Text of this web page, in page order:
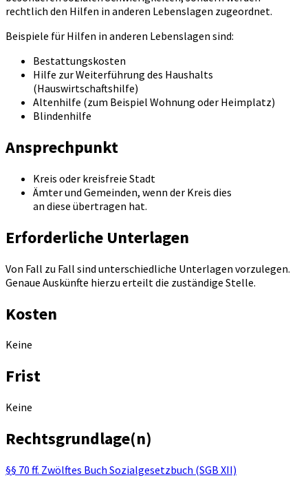
rechtlich den Hilfen in anderen Lebenslagen zugeordnet.
Beispiele für Hilfen in anderen Lebenslagen sind:
Bestattungskosten
Hilfe zur Weiterführung des Haushalts
(Hauswirtschaftshilfe)
Altenhilfe (zum Beispiel Wohnung oder Heimplatz)
Blindenhilfe
Ansprechpunkt
Kreis oder kreisfreie Stadt
Ämter und Gemeinden, wenn der Kreis dies
an diese übertragen hat.
Erforderliche Unterlagen
Von Fall zu Fall sind unterschiedliche Unterlagen vorzulegen.
Genaue Auskünfte hierzu erteilt die zuständige Stelle.
Kosten
Keine
Frist
Keine
Rechtsgrundlage(n)
§§ 70 ff. Zwölftes Buch Sozialgesetzbuch (SGB XII)